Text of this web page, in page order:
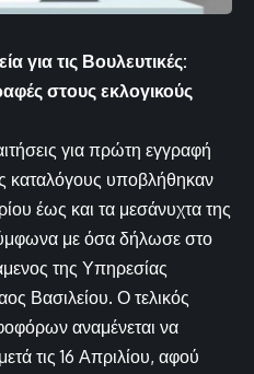
για τις Βουλευτικές:
στους εκλογικούς
για πρώτη εγγραφή
καταλόγους υποβλήθηκαν
έως και τα μεσάνυχτα της
με όσα δήλωσε στο
της Υπηρεσίας
Βασιλείου. Ο τελικός
αναμένεται να
τις 16 Απριλίου, αφού